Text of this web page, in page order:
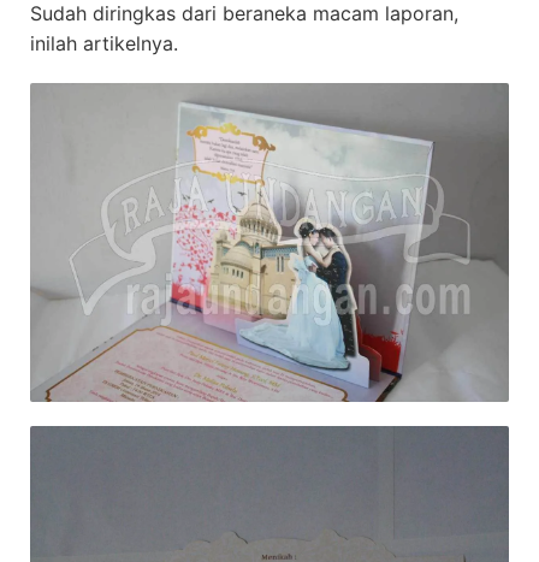
Sudah diringkas dari beraneka macam laporan,
inilah artikelnya.